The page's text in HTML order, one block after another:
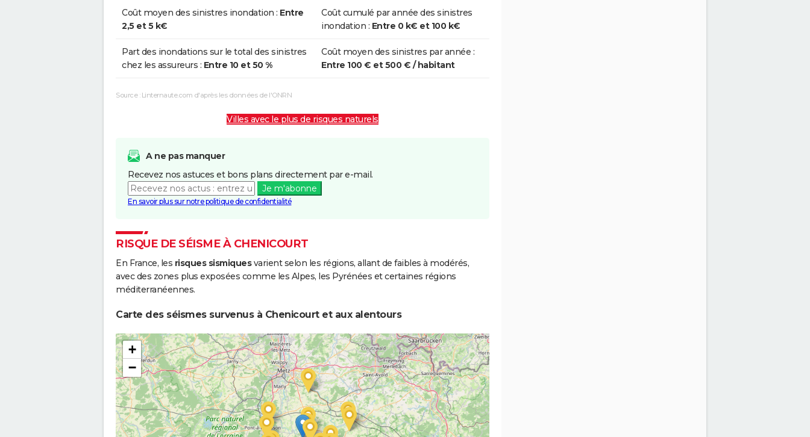
Coût moyen des sinistres inondation : Entre
2,5 et 5 k€
Coût cumulé par année des sinistres
inondation : Entre 0 k€ et 100 k€
Part des inondations sur le total des sinistres
chez les assureurs : Entre 10 et 50 %
Coût moyen des sinistres par année :
Entre 100 € et 500 € / habitant
Source : Linternaute.com d'après les données de l'ONRN
Villes avec le plus de risques naturels
A ne pas manquer
Recevez nos astuces et bons plans directement par e-mail.
Je m'abonne
En savoir plus sur notre politique de confidentialité
RISQUE DE SÉISME À CHENICOURT
En France, les risques sismiquesvarient selon les régions, allant de faibles à modérés,
avec des zones plus exposées comme les Alpes, les Pyrénées et certaines régions
méditerranéennes.
Carte des séismes survenus à Chenicourt et aux alentours
+
−